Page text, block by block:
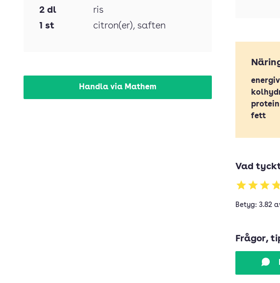
2 dl
ris
1 st citron(er), saften
Handla via Mathem
protein
fett
Vad
Betyg: 3.82
Frågor,